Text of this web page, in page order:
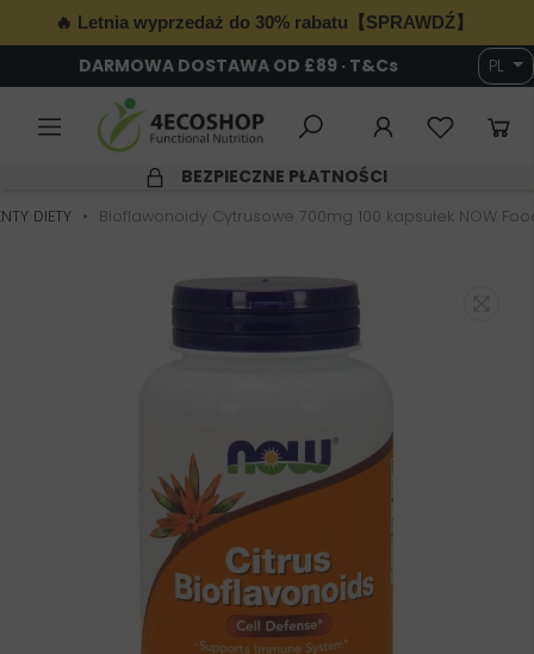
🔥 Letnia wyprzedaż do 30% rabatu【SPRAWDŹ】
DARMOWA DOSTAWA OD £89 · T&Cs PL
BEZPIECZNE PŁATNOŚCI
DIETY Bioflawonoidy Cytrusowe 700mg 100 kapsułek NOW